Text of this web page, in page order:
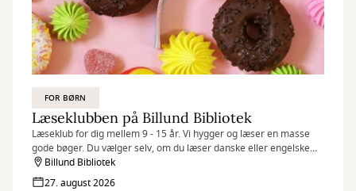
FOR BØRN
Læseklubben på Billund Bibliotek
Læseklub for dig mellem 9 - 15 år. Vi hygger og læser en masse
gode bøger. Du vælger selv, om du læser danske eller engelske
bøger. Der er ingen tilmelding, du møder bare op.
Billund Bibliotek
27. august 2026